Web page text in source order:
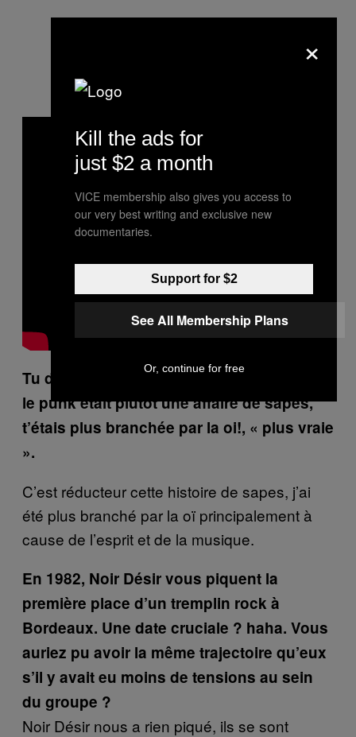
Tu disais dans une interview que pour toi
le punk était plutôt une affaire de sapes,
t’étais plus branchée par la oi!, « plus vraie
».
C’est réducteur cette histoire de sapes, j’ai
été plus branché par la oï principalement à
cause de l’esprit et de la musique.
En 1982, Noir Désir vous piquent la
première place d’un tremplin rock à
Bordeaux. Une date cruciale ? haha. Vous
auriez pu avoir la même trajectoire qu’eux
s’il y avait eu moins de tensions au sein
du groupe ?
Noir Désir nous a rien piqué, ils se sont
×
Kill the ads for
just $2 a month
VICE membership also gives you access to
our very best writing and exclusive new
documentaries.
Support for $2
See All Membership Plans
Or, continue for free